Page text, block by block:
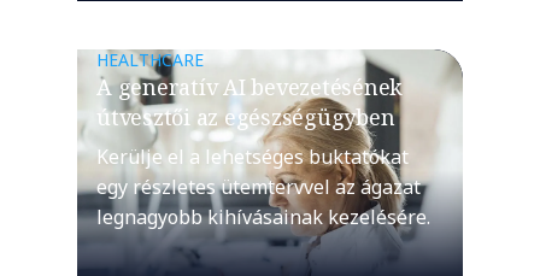
HEALTHCARE
A generatív AI bevezetésének
útvesztői az egészségügyben
Kerülje el a lehetséges buktatókat
egy részletes ütemtervvel az ágazat
legnagyobb kihívásainak kezelésére.